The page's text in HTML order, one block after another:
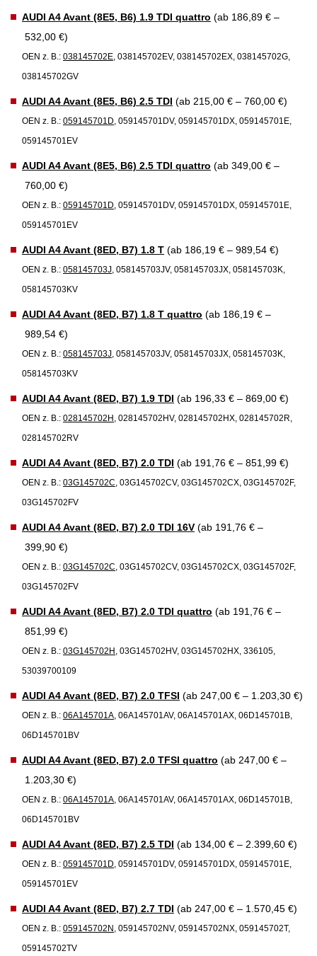
AUDI A4 Avant (8E5, B6) 1.9 TDI quattro (ab 186,89 € –
532,00 €)
OEN z. B.: 038145702E , 038145702EV, 038145702EX, 038145702G,
038145702GV
AUDI A4 Avant (8E5, B6) 2.5 TDI (ab 215,00 € – 760,00 €)
OEN z. B.: 059145701D , 059145701DV, 059145701DX, 059145701E,
059145701EV
AUDI A4 Avant (8E5, B6) 2.5 TDI quattro (ab 349,00 € –
760,00 €)
OEN z. B.: 059145701D , 059145701DV, 059145701DX, 059145701E,
059145701EV
AUDI A4 Avant (8ED, B7) 1.8 T (ab 186,19 € – 989,54 €)
OEN z. B.: 058145703J , 058145703JV, 058145703JX, 058145703K,
058145703KV
AUDI A4 Avant (8ED, B7) 1.8 T quattro (ab 186,19 € –
989,54 €)
OEN z. B.: 058145703J , 058145703JV, 058145703JX, 058145703K,
058145703KV
AUDI A4 Avant (8ED, B7) 1.9 TDI (ab 196,33 € – 869,00 €)
OEN z. B.: 028145702H , 028145702HV, 028145702HX, 028145702R,
028145702RV
AUDI A4 Avant (8ED, B7) 2.0 TDI (ab 191,76 € – 851,99 €)
OEN z. B.: 03G145702C , 03G145702CV, 03G145702CX, 03G145702F,
03G145702FV
AUDI A4 Avant (8ED, B7) 2.0 TDI 16V (ab 191,76 € –
399,90 €)
OEN z. B.: 03G145702C , 03G145702CV, 03G145702CX, 03G145702F,
03G145702FV
AUDI A4 Avant (8ED, B7) 2.0 TDI quattro (ab 191,76 € –
851,99 €)
OEN z. B.: 03G145702H , 03G145702HV, 03G145702HX, 336105,
53039700109
AUDI A4 Avant (8ED, B7) 2.0 TFSI (ab 247,00 € – 1.203,30 €)
OEN z. B.: 06A145701A , 06A145701AV, 06A145701AX, 06D145701B,
06D145701BV
AUDI A4 Avant (8ED, B7) 2.0 TFSI quattro (ab 247,00 € –
1.203,30 €)
OEN z. B.: 06A145701A , 06A145701AV, 06A145701AX, 06D145701B,
06D145701BV
AUDI A4 Avant (8ED, B7) 2.5 TDI (ab 134,00 € – 2.399,60 €)
OEN z. B.: 059145701D , 059145701DV, 059145701DX, 059145701E,
059145701EV
AUDI A4 Avant (8ED, B7) 2.7 TDI (ab 247,00 € – 1.570,45 €)
OEN z. B.: 059145702N , 059145702NV, 059145702NX, 059145702T,
059145702TV